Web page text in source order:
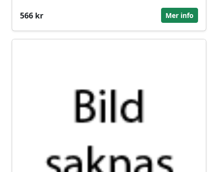
566 kr
Mer info